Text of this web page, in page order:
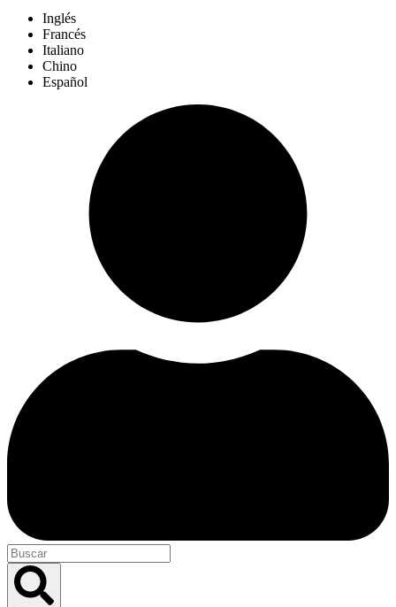
Inglés
Francés
Italiano
Chino
Español